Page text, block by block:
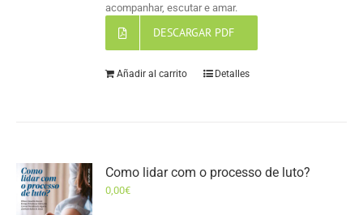
acompanhar, escutar e amar.
DESCARGAR PDF
Añadir al carrito Detalles
Como lidar com o processo de luto?
0,00€